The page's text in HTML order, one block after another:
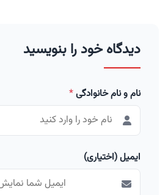
دیدگاه خود را بنویسید
نام و نام خانوادگی*
ایمیل (اختیاری)